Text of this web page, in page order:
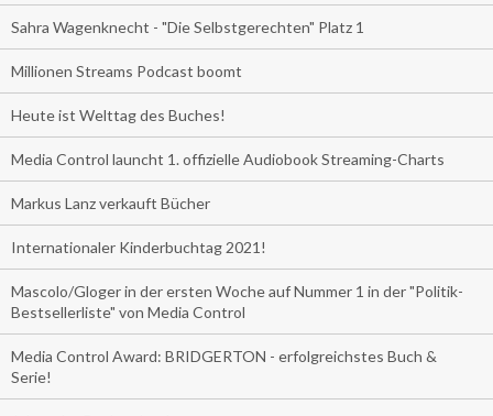
Sahra Wagenknecht - "Die Selbstgerechten" Platz 1
Millionen Streams Podcast boomt
Heute ist Welttag des Buches!
Media Control launcht 1. offizielle Audiobook Streaming-Charts
Markus Lanz verkauft Bücher
Internationaler Kinderbuchtag 2021!
Mascolo/Gloger in der ersten Woche auf Nummer 1 in der "Politik-
Bestsellerliste" von Media Control
Media Control Award: BRIDGERTON - erfolgreichstes Buch &
Serie!